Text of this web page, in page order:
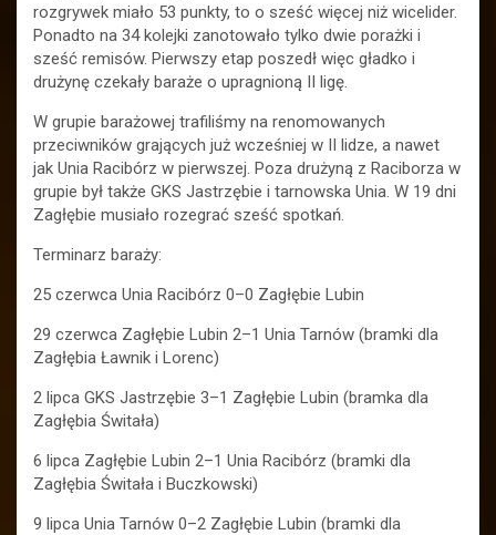
rozgrywek miało 53 punkty, to o sześć więcej niż wicelider.
Ponadto na 34 kolejki zanotowało tylko dwie porażki i
sześć remisów. Pierwszy etap poszedł więc gładko i
drużynę czekały baraże o upragnioną II ligę.
W grupie barażowej trafiliśmy na renomowanych
przeciwników grających już wcześniej w II lidze, a nawet
jak Unia Racibórz w pierwszej. Poza drużyną z Raciborza w
grupie był także GKS Jastrzębie i tarnowska Unia. W 19 dni
Zagłębie musiało rozegrać sześć spotkań.
Terminarz baraży:
25 czerwca Unia Racibórz 0–0 Zagłębie Lubin
29 czerwca Zagłębie Lubin 2–1 Unia Tarnów (bramki dla
Zagłębia Ławnik i Lorenc)
2 lipca GKS Jastrzębie 3–1 Zagłębie Lubin (bramka dla
Zagłębia Świtała)
6 lipca Zagłębie Lubin 2–1 Unia Racibórz (bramki dla
Zagłębia Świtała i Buczkowski)
9 lipca Unia Tarnów 0–2 Zagłębie Lubin (bramki dla